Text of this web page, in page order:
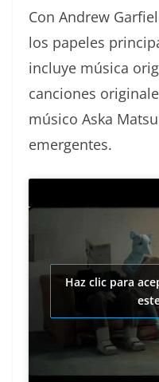
Con Andrew
los papeles
incluye música
canciones
músico Aska
emergentes.
Haz clic para